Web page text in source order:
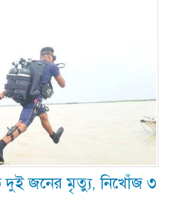
দুই জনের মৃত্যু, নিখোঁজ ৩